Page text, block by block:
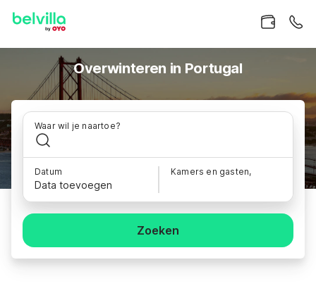
Overwinteren in Portugal
Waar wil je naartoe?
Datum
Data toevoegen
Kamers en gasten,
Zoeken